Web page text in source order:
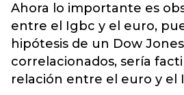
Ahora lo importante es
entre el Igbc y el euro,
hipótesis de un Dow
correlacionados, sería
relación entre el euro y el